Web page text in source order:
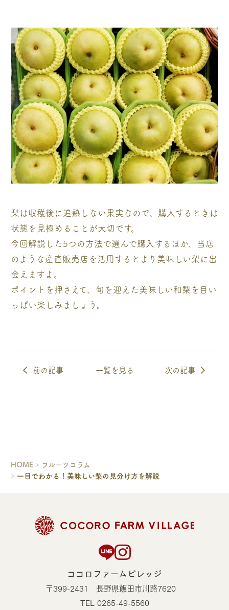
梨は収穫後に追熟しない果実なので、購入するときは
状態を見極めることが大切です。
今回解説した5つの方法で選んで購入するほか、当店
のような産直販売店を活用するとより美味しい梨に出
会えますよ。
ポイントを押さえて、旬を迎えた美味しい和梨を目い
っぱい楽しみましょう。
前の記事 一覧を見る 次の記事
HOME
フルーツコラム
一目でわかる！美味しい梨の見分け方を解説
ココロファームビレッジ
〒399-2431 長野県飯田市川路7620
TEL 0265-49-5560